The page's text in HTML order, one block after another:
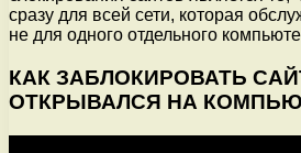
сразу для всей сети, которая
не для одного отдельного
КАК ЗАБЛОКИРОВАТЬ
ОТКРЫВАЛСЯ НА